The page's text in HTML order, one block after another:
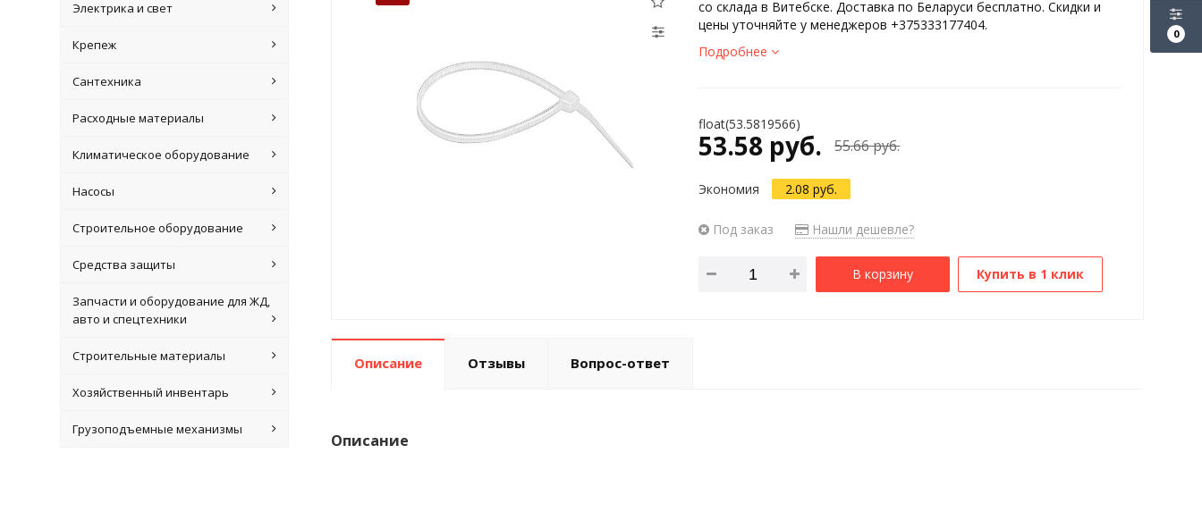
0
Электрика и свет
Крепеж
Сантехника
Расходные материалы
Климатическое оборудование
Насосы
Строительное оборудование
Средства защиты
Запчасти и оборудование для ЖД,
авто и спецтехники
Строительные материалы
Хозяйственный инвентарь
Грузоподъемные механизмы
со склада в Витебске. Доставка по Беларуси бесплатно. Скидки и
цены уточняйте у менеджеров +375333177404.
Подробнее
float(53.5819566)
53.58 руб. 55.66 руб.
Экономия 2.08 руб.
Под заказ Нашли дешевле?
В корзину Купить в 1 клик
Описание Отзывы Вопрос-ответ
Описание